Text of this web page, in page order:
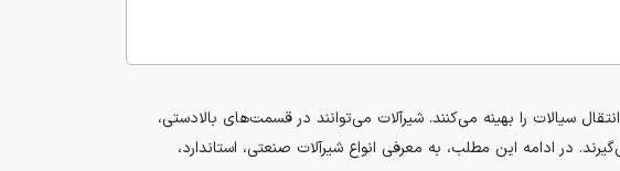
سیالات را بهینه می‌کنند. شیرآلات می‌توانند در قسمت‌های بالادستی،
در ادامه این مطلب، به معرفی انواع شیرآلات صنعتی، استاندارد،